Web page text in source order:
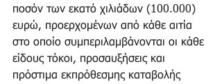
ποσόν των εκατό χιλιάδων (100.000)
ευρώ, προερχομένων από κάθε αιτία
στο οποίο συμπεριλαμβάνονται οι κάθε
είδους τόκοι, προσαυξήσεις και
πρόστιμα εκπρόθεσμης καταβολής